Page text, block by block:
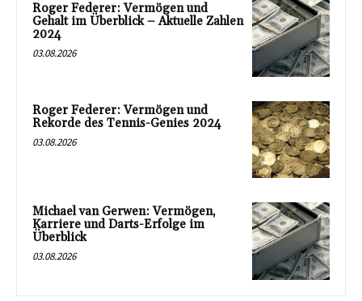
Roger Federer: Vermögen und
Gehalt im Überblick – Aktuelle Zahlen
2024
03.08.2026
Roger Federer: Vermögen und
Rekorde des Tennis-Genies 2024
03.08.2026
Michael van Gerwen: Vermögen,
Karriere und Darts-Erfolge im
Überblick
03.08.2026